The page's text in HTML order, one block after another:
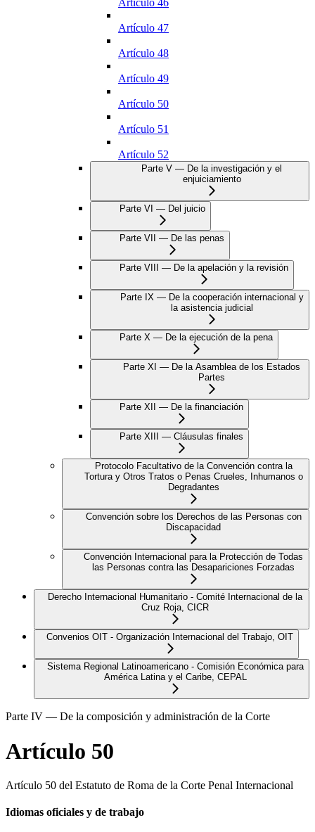
Artículo 46
Artículo 47
Artículo 48
Artículo 49
Artículo 50
Artículo 51
Artículo 52
Parte V — De la investigación y el
enjuiciamiento
Parte VI — Del juicio
Parte VII — De las penas
Parte VIII — De la apelación y la revisión
Parte IX — De la cooperación internacional y
la asistencia judicial
Parte X — De la ejecución de la pena
Parte XI — De la Asamblea de los Estados
Partes
Parte XII — De la financiación
Parte XIII — Cláusulas finales
Protocolo Facultativo de la Convención contra la
Tortura y Otros Tratos o Penas Crueles, Inhumanos o
Degradantes
Convención sobre los Derechos de las Personas con
Discapacidad
Convención Internacional para la Protección de Todas
las Personas contra las Desapariciones Forzadas
Derecho Internacional Humanitario - Comité Internacional de la
Cruz Roja, CICR
Convenios OIT - Organización Internacional del Trabajo, OIT
Sistema Regional Latinoamericano - Comisión Económica para
América Latina y el Caribe, CEPAL
Parte IV — De la composición y administración de la Corte
Artículo 50
Artículo 50 del Estatuto de Roma de la Corte Penal Internacional
Idiomas oficiales y de trabajo